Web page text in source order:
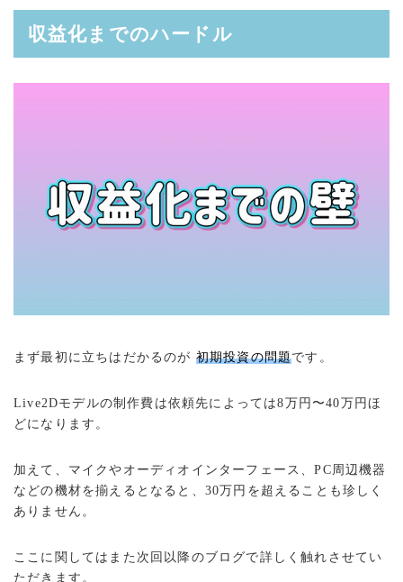
収益化までのハードル
まず最初に立ちはだかるのが 初期投資の問題です。
Live2Dモデルの制作費は依頼先によっては8万円〜40万円ほ
どになります。
加えて、マイクやオーディオインターフェース、PC周辺機器
などの機材を揃えるとなると、30万円を超えることも珍しく
ありません。
ここに関してはまた次回以降のブログで詳しく触れさせてい
ただきます。